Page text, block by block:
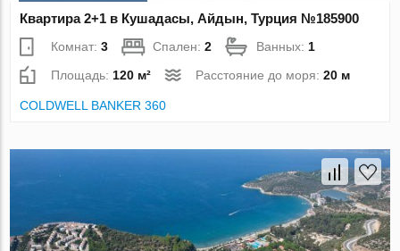
Квартира 2+1 в Кушадасы, Айдын, Турция №185900
Комнат:3 Спален:2 Ванных: 1
Площадь: 120 м² Расстояние до моря:20 м
COLDWELL BANKER 360